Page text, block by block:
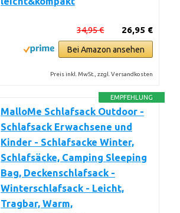
26,95 €
34,95 €
Bei Amazon ansehen
Preis inkl. MwSt., zzgl. Versandkosten
EMPFEHLUNG
MalloMe Schlafsack Outdoor -
Schlafsack Erwachsene und
Kinder - Schlafsacke Winter,
Schlafsäcke, Camping Sleeping
Bag, Deckenschlafsack -
Winterschlafsack - Leicht,
Tragbar, Warm,